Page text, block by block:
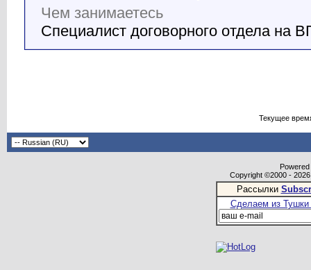
Чем занимаетесь
Специалист договорного отдела на
Текущее
Copyright ©2000 -
Рассылки
Сделаем из Тушки